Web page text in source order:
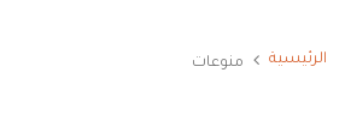
الرئيسية منوعات